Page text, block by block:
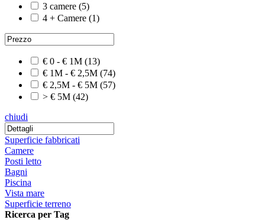
3 camere (5)
4 + Camere (1)
€ 0 - € 1M (13)
€ 1M - € 2,5M (74)
€ 2,5M - € 5M (57)
> € 5M (42)
chiudi
Superficie fabbricati
Camere
Posti letto
Bagni
Piscina
Vista mare
Superficie terreno
Ricerca per Tag